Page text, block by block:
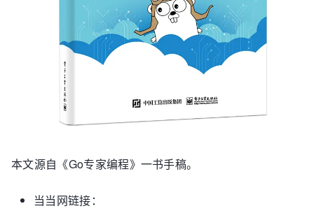
本文源自《Go专家编程》一书手稿。
当当网链接：